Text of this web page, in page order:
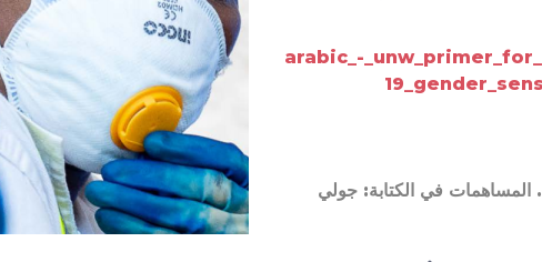
arabic_-
المساهمات في الكتابة: جولي